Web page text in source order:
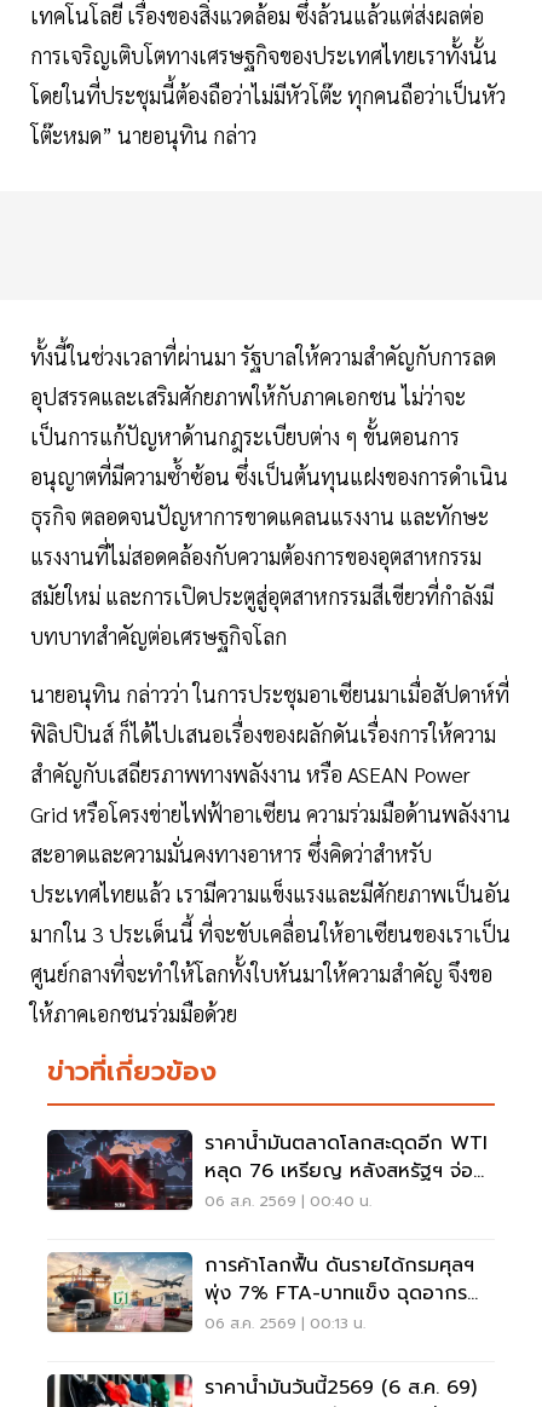
เทคโนโลยี เรื่องของสิ่งแวดล้อม ซึ่งล้วนแล้วแต่ส่งผลต่อ
การเจริญเติบโตทางเศรษฐกิจของประเทศไทยเราทั้งนั้น
โดยในที่ประชุมนี้ต้องถือว่าไม่มีหัวโต๊ะ ทุกคนถือว่าเป็นหัว
โต๊ะหมด” นายอนุทิน กล่าว
ทั้งนี้ในช่วงเวลาที่ผ่านมา รัฐบาลให้ความสำคัญกับการลด
อุปสรรคและเสริมศักยภาพให้กับภาคเอกชน ไม่ว่าจะ
เป็นการแก้ปัญหาด้านกฎระเบียบต่าง ๆ ขั้นตอนการ
อนุญาตที่มีความซ้ำซ้อน ซึ่งเป็นต้นทุนแฝงของการดำเนิน
ธุรกิจ ตลอดจนปัญหาการขาดแคลนแรงงาน และทักษะ
แรงงานที่ไม่สอดคล้องกับความต้องการของอุตสาหกรรม
สมัยใหม่ และการเปิดประตูสู่อุตสาหกรรมสีเขียวที่กำลังมี
บทบาทสำคัญต่อเศรษฐกิจโลก
นายอนุทิน กล่าวว่า ในการประชุมอาเซียนมาเมื่อสัปดาห์ที่
ฟิลิปปินส์ ก็ได้ไปเสนอเรื่องของผลักดันเรื่องการให้ความ
สำคัญกับเสถียรภาพทางพลังงาน หรือ ASEAN Power
Grid หรือโครงข่ายไฟฟ้าอาเซียน ความร่วมมือด้านพลังงาน
สะอาดและความมั่นคงทางอาหาร ซึ่งคิดว่าสำหรับ
ประเทศไทยแล้ว เรามีความแข็งแรงและมีศักยภาพเป็นอัน
มากใน 3 ประเด็นนี้ ที่จะขับเคลื่อนให้อาเซียนของเราเป็น
ศูนย์กลางที่จะทำให้โลกทั้งใบหันมาให้ความสำคัญ จึงขอ
ให้ภาคเอกชนร่วมมือด้วย
ข่าวที่เกี่ยวข้อง
ราคาน้ำมันตลาดโลกสะดุดอีก WTI
หลุด 76 เหรียญ หลังสหรัฐฯ จ่อ
ปิดดีลอิหร่าน
06 ส.ค. 2569 | 00:40 น.
การค้าโลกฟื้น ดันรายได้กรมศุลฯ
พุ่ง 7% FTA-บาทแข็ง ฉุดอากรต่ำ
เป้า
06 ส.ค. 2569 | 00:13 น.
ราคาน้ำมันวันนี้2569 (6 ส.ค. 69)